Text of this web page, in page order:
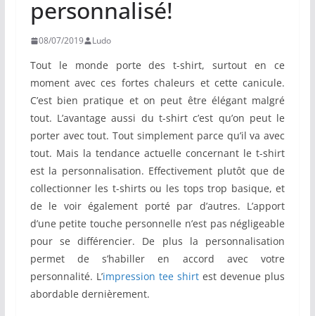
personnalisé!
08/07/2019 Ludo
Tout le monde porte des t-shirt, surtout en ce
moment avec ces fortes chaleurs et cette canicule.
C’est bien pratique et on peut être élégant malgré
tout. L’avantage aussi du t-shirt c’est qu’on peut le
porter avec tout. Tout simplement parce qu’il va avec
tout. Mais la tendance actuelle concernant le t-shirt
est la personnalisation. Effectivement plutôt que de
collectionner les t-shirts ou les tops trop basique, et
de le voir également porté par d’autres. L’apport
d’une petite touche personnelle n’est pas négligeable
pour se différencier. De plus la personnalisation
permet de s’habiller en accord avec votre
personnalité. L’impression tee shirt est devenue plus
abordable dernièrement.